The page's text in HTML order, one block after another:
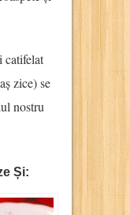
catifelat
zice) se
nostru
Și: